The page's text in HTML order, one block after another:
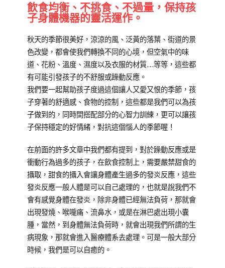
Posted
on
10-
22
Posted
少
教
育
知
識,
專
欄
【親
教
養
錦
囊】
Tagged
教
培
育
飲食均衡、不挑食、不過量，保持孩
子身體機器的靈活運作。
秋天的季節很美好，涼涼的風、泛黃的落葉、街道的景
色改變，都會使我們轉換不同的心境，但空氣中的味
道、花粉、溫度、濕度以及衣服的材質……等等，這些都
有可能引發孩子的不舒服或躁動反應。
我們要一起幫助孩子度過這個讓人又愛又恨的季節，孩
子穿著的舒適感、食物的控制，這些都是我們可以為孩
子做到的，同時間搭配部分的心智力訓練，更可以讓孩
子保持穩定的好情緒，對抗這個惱人的季節喔！
在前面的許多文章中我們都有提到，對於躁動反應或是
衝動行為過多的孩子，在飲食控制上，需要嚴禁甜食的
攝取，甜食的攝入會讓身體產生過多的發炎反應，這些
發炎反應一般人體是可以自己處理的，也就是說我們不
會有感覺身體在發炎，除非身體已經無法負荷，那就會
出現發燒、喉嚨痛、流鼻水，或是在淋巴處出現小囊
腫，當然，到身體無法負荷時，就會出現我們所謂的生
病現象，那就會進入醫療體系去處理。可是一般大部分
時候，我們是可以自癒的。